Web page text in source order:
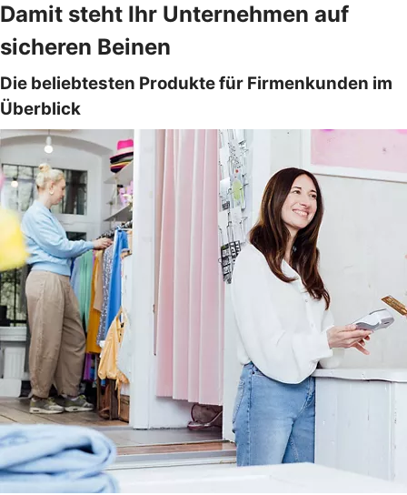
Damit steht Ihr Unternehmen auf
sicheren Beinen
Die beliebtesten Produkte für Firmenkunden im
Überblick